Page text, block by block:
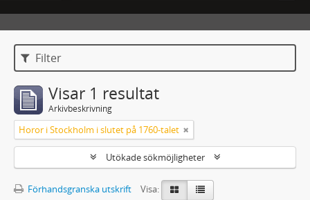
Filter
Visar 1 resultat
Arkivbeskrivning
Horor i Stockholm i slutet på 1760-talet
Utökade sökmöjligheter
Förhandsgranska utskrift
Visa: